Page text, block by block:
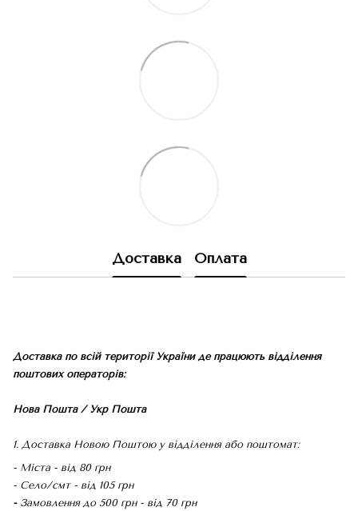
Доставка Оплата
Доставка по всій території України де працюють відділення
поштових операторів:
Нова Пошта / Укр Пошта
1. Доставка Новою Поштою у відділення або поштомат:
- Міста - від 80 грн
- Село/смт - від 105 грн
-Замовлення до 500 грн - від 70 грн